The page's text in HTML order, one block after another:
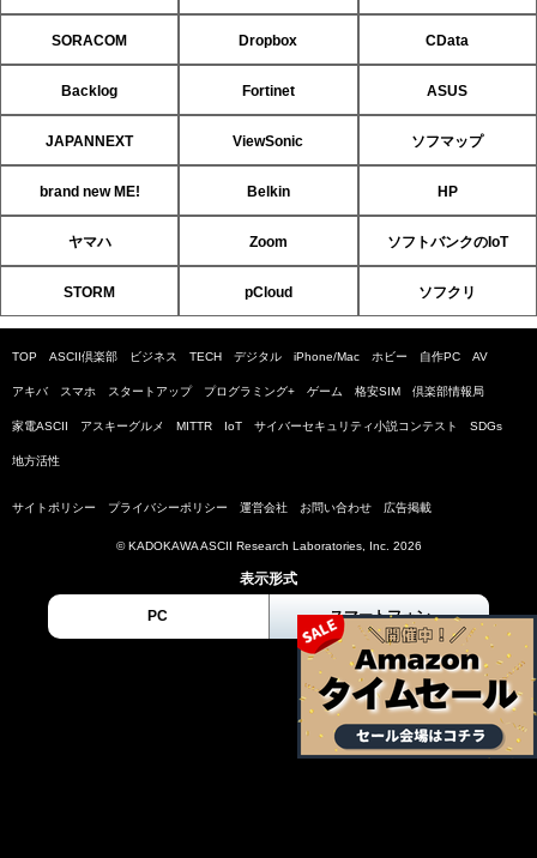
SORACOM Dropbox CData
Backlog Fortinet ASUS
JAPANNEXT ViewSonic ソフマップ
brand new ME! Belkin HP
ヤマハ Zoom ソフトバンクのIoT
STORM pCloud ソフクリ
TOP ASCII倶楽部 ビジネス TECH デジタル iPhone/Mac ホビー 自作PC AV
アキバ スマホ スタートアップ プログラミング+ ゲーム 格安SIM 倶楽部情報局
家電ASCII アスキーグルメ MITTR IoT サイバーセキュリティ小説コンテスト SDGs
地方活性
サイトポリシー プライバシーポリシー 運営会社 お問い合わせ 広告掲載
© KADOKAWA ASCII Research Laboratories, Inc. 2026
表示形式
PC スマートフォン